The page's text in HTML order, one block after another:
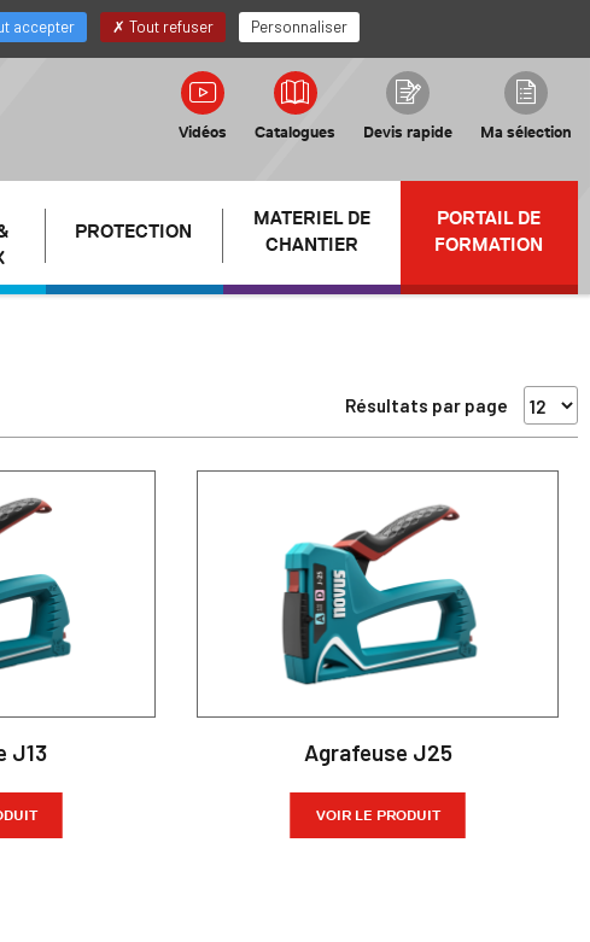
Mon compte Distributeur
Vidéos Catalogues Devis rapide Ma sélection
PROTECTION
MATERIEL DE
CHANTIER
PORTAIL DE
FORMATION
Résultats par page
J13 Agrafeuse J25
VOIR LE PRODUIT
accepter Tout refuser Personnaliser